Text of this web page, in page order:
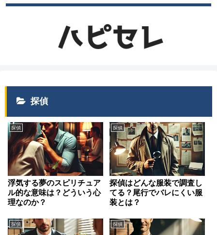
探偵
探偵
浮気する夢のスピリチュア
ル的な意味は？どういう心
理なのか？
探偵
探偵はどんな服装で調査し
てる？尾行でバレにくい服
装とは？
探偵 探偵